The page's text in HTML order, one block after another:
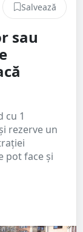
Salvează
sau
cu 1
rezerve un
pot face și